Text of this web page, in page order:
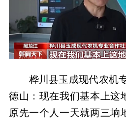
桦川县玉成现代农机
德山：现在我们基本上这
原先一个人一天就两三垧